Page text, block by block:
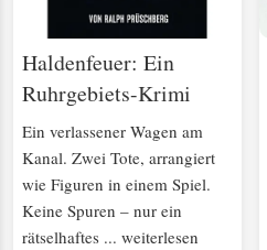
Haldenfeuer: Ein
Ruhrgebiets-Krimi
Ein verlassener Wagen am
Kanal. Zwei Tote, arrangiert
wie Figuren in einem Spiel.
Keine Spuren – nur ein
rätselhaftes ... weiterlesen